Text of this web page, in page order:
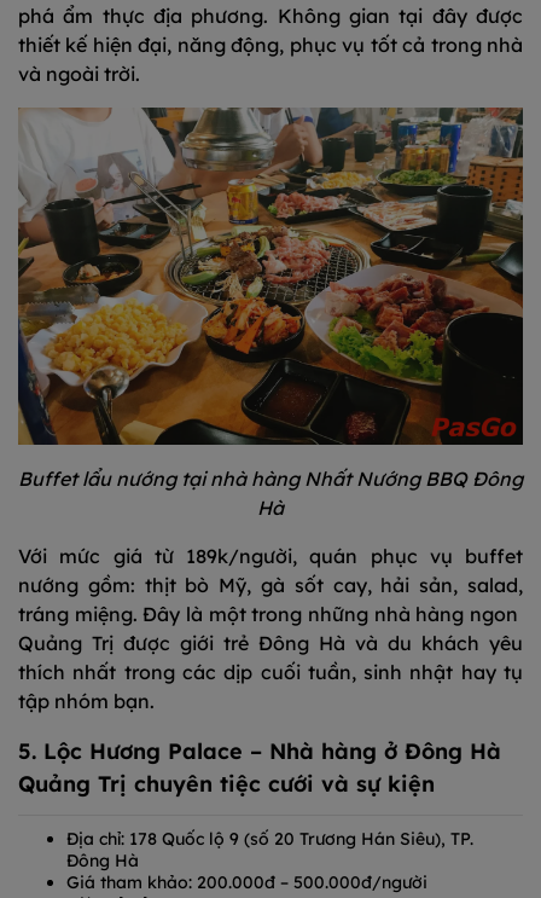
phá ẩm thực địa phương. Không gian tại đây được
thiết kế hiện đại, năng động, phục vụ tốt cả trong nhà
và ngoài trời.
Buffet lẩu nướng tại nhà hàng Nhất Nướng BBQ Đông
Hà
Với mức giá từ 189k/người, quán phục vụ buffet
nướng gồm: thịt bò Mỹ, gà sốt cay, hải sản, salad,
tráng miệng. Đây là một trong những nhà hàng ngon
Quảng Trị được giới trẻ Đông Hà và du khách yêu
thích nhất trong các dịp cuối tuần, sinh nhật hay tụ
tập nhóm bạn.
5. Lộc Hương Palace – Nhà hàng ở Đông Hà
Quảng Trị chuyên tiệc cưới và sự kiện
Địa chỉ: 178 Quốc lộ 9 (số 20 Trương Hán Siêu), TP.
Đông Hà
Giá tham khảo: 200.000đ – 500.000đ/người